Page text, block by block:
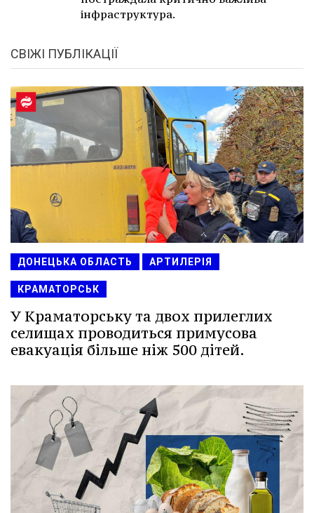
інфраструктура.
СВІЖІ ПУБЛІКАЦІЇ
ДОНЕЦЬКА ОБЛАСТЬ АРТИЛЕРІЯ
КРАМАТОРСЬК
У Краматорську та двох прилеглих
селищах проводиться примусова
евакуація більше ніж 500 дітей.